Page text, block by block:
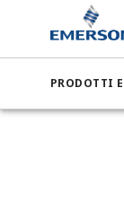
PRODOTTI